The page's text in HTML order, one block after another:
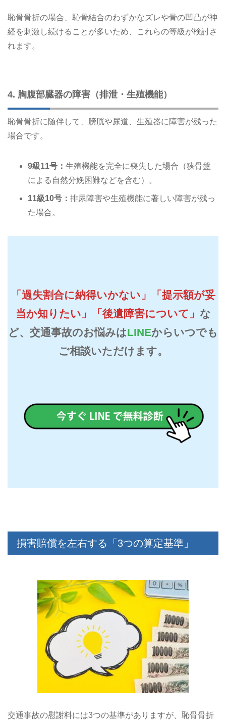
恥骨骨折の場合、恥骨結合のわずかなズレや骨の凹凸が神
経を刺激し続けることが多いため、これらの等級が検討さ
れます。
4. 胸腹部臓器の障害（排泄・生殖機能）
恥骨骨折に随伴して、膀胱や尿道、生殖器に障害が残った
場合です。
9級11号： 生殖機能を完全に喪失した場合（狭骨盤
による自然分娩困難などを含む）。
11級10号： 排尿障害や生殖機能に著しい障害が残っ
た場合。
「過失割合に納得いかない」「提示額が妥
当か知りたい」「後遺障害について」 な
ど、 交通事故のお悩みはLINEからいつでも
ご相談いただけます。
損害賠償を左右する「3つの算定基準」
交通事故の慰謝料には3つの基準がありますが、恥骨骨折